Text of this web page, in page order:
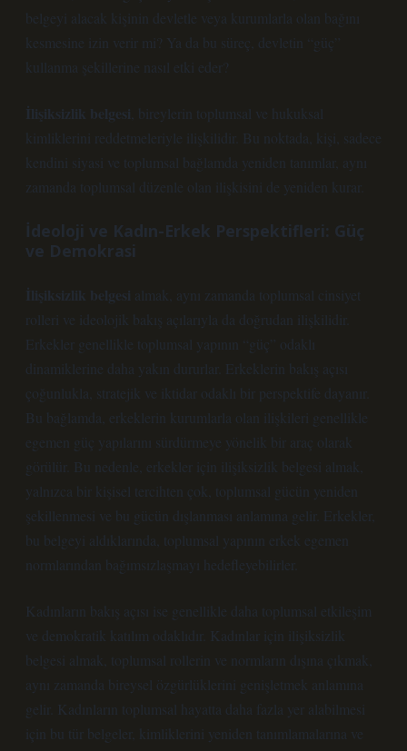
belgeyi alacak kişinin devletle veya kurumlarla olan bağını
kesmesine izin verir mi? Ya da bu süreç, devletin “güç”
kullanma şekillerine nasıl etki eder?
İlişiksizlik belgesi , bireylerin toplumsal ve hukuksal
kimliklerini reddetmeleriyle ilişkilidir. Bu noktada, kişi, sadece
kendini siyasi ve toplumsal bağlamda yeniden tanımlar, aynı
zamanda toplumsal düzenle olan ilişkisini de yeniden kurar.
İdeoloji ve Kadın-Erkek Perspektifleri: Güç
ve Demokrasi
İlişiksizlik belgesi almak, aynı zamanda toplumsal cinsiyet
rolleri ve ideolojik bakış açılarıyla da doğrudan ilişkilidir.
Erkekler genellikle toplumsal yapının “güç” odaklı
dinamiklerine daha yakın dururlar. Erkeklerin bakış açısı
çoğunlukla, stratejik ve iktidar odaklı bir perspektife dayanır.
Bu bağlamda, erkeklerin kurumlarla olan ilişkileri genellikle
egemen güç yapılarını sürdürmeye yönelik bir araç olarak
görülür. Bu nedenle, erkekler için ilişiksizlik belgesi almak,
yalnızca bir kişisel tercihten çok, toplumsal gücün yeniden
şekillenmesi ve bu gücün dışlanması anlamına gelir. Erkekler,
bu belgeyi aldıklarında, toplumsal yapının erkek egemen
normlarından bağımsızlaşmayı hedefleyebilirler.
Kadınların bakış açısı ise genellikle daha toplumsal etkileşim
ve demokratik katılım odaklıdır.
Kadınlar için ilişiksizlik
belgesi almak, toplumsal rollerin ve normların dışına çıkmak,
aynı zamanda bireysel özgürlüklerini genişletmek anlamına
gelir. Kadınların toplumsal hayatta daha fazla yer alabilmesi
için bu tür belgeler, kimliklerini yeniden tanımlamalarına ve